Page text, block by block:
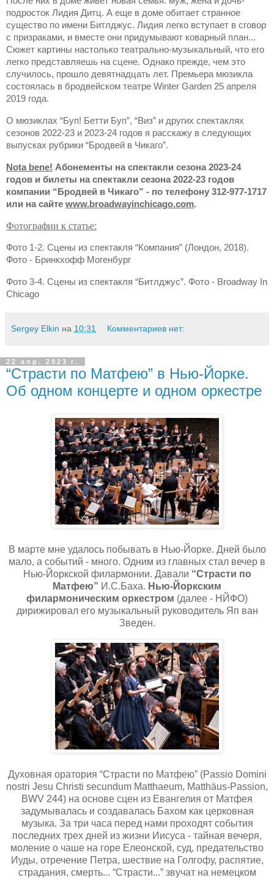
подросток Лидия Дитц. А еще в доме обитает странное
существо по имени Битлджус. Лидия легко вступает в сговор
с призраками, и вместе они придумывают коварный план...
Сюжет картины настолько театрально-музыкальный, что его
легко представляешь на сцене. Однако прежде, чем это
случилось, прошло девятнадцать лет. Премьера мюзикла
состоялась в бродвейском театре Winter Garden 25 апреля
2019 года.
О мюзиклах “Буп! Бетти Буп”, “Виз” и других спектаклях
сезонов 2022-23 и 2023-24 годов я расскажу в следующих
выпусках рубрики “Бродвей в Чикаго”.
Nota bene! Абонементы на спектакли сезона 2023-24
годов и билеты на спектакли сезона 2022-23 годов
компании “Бродвей в Чикаго” - по телефону 312-977-1717
или на сайте www.broadwayinchicago.com.
Фотографии к статье:
Фото 1-2. Сцены из спектакля “Компания” (Лондон, 2018).
Фото - Бринкхофф Могенбург
Фото 3-4. Сцены из спектакля “Битлджус”. Фото - Broadway In
Chicago
Sergey Elkin на 10:31 Комментариев нет:
22 апр. 2023 г.
“Страсти по Матфею” в Нью-Йорке.
Об одном концерте и одном оркестре
В марте мне удалось побывать в Нью-Йорке. Дней было
мало, а событий - много. Одним из главных стал вечер в
Нью-Йоркской филармонии. Давали “Страсти по
Матфею” И.С.Баха. Нью-Йоркским
филармоническим оркестром (далее - НЙФО)
дирижировал его музыкальный руководитель Яп ван
Зведен.
Духовная оратория “Страсти по Матфею” (Passio Domini
nostri Jesu Christi secundum Matthaeum, Matthäus-Passion,
BWV 244) на основе сцен из Евангелия от Матфея
задумывалась и создавалась Бахом как церковная
музыка. За три часа перед нами проходят события
последних трех дней из жизни Иисуса - тайная вечеря,
моление о чаше на горе Елеонской, суд, предательство
Иуды, отречение Петра, шествие на Голгофу, распятие,
страдания, смерть... “Страсти...” звучат на немецком